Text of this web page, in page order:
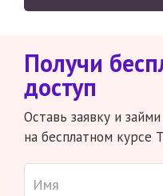
Получи
доступ
Оставь заявку и
на бесплатном курсе